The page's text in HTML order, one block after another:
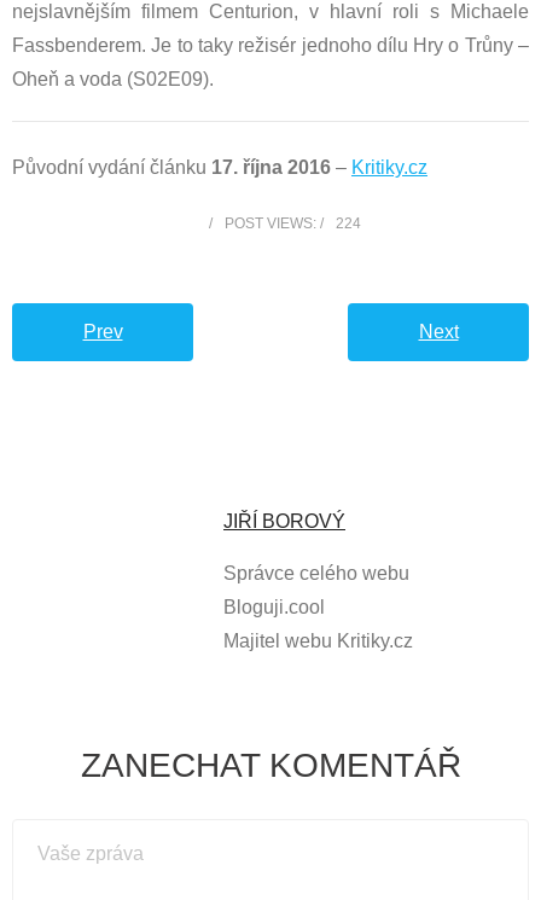
nejslavnějším filmem Centurion, v hlavní roli s Michaele
Fassbenderem. Je to taky režisér jednoho dílu Hry o Trůny –
Oheň a voda (S02E09).
Původní vydání článku 17. října 2016 – Kritiky.cz
POST VIEWS: 224
Prev Next
JIŘÍ BOROVÝ
Správce celého webu
Bloguji.cool
Majitel webu Kritiky.cz
ZANECHAT KOMENTÁŘ